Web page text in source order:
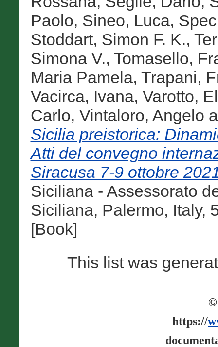
Paolo, Sineo, Luca,
Stoddart, Simon F. K.,
Simona V., Tomasello,
Maria Pamela, Trapani,
Vacirca, Ivana, Varotto,
Carlo, Vintaloro, Angelo
Sicilia preistorica:
Atti del convegno
Siracusa 7-9 ottobre
Siciliana - Assessorato
Siciliana, Palermo, Italy,
[Book]
This list was
©
https://